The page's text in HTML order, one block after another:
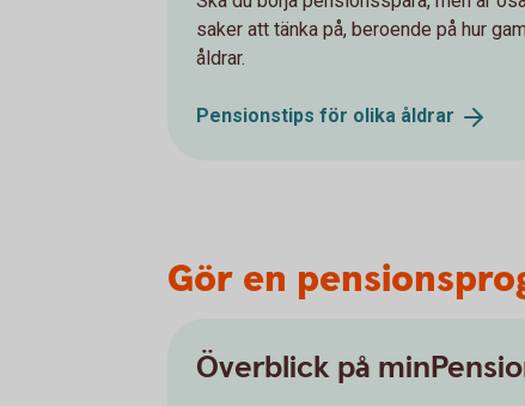
saker att tänka på, beroende på hur
åldrar.
Pensionstips för olika åldrar
Gör en
Överblick på